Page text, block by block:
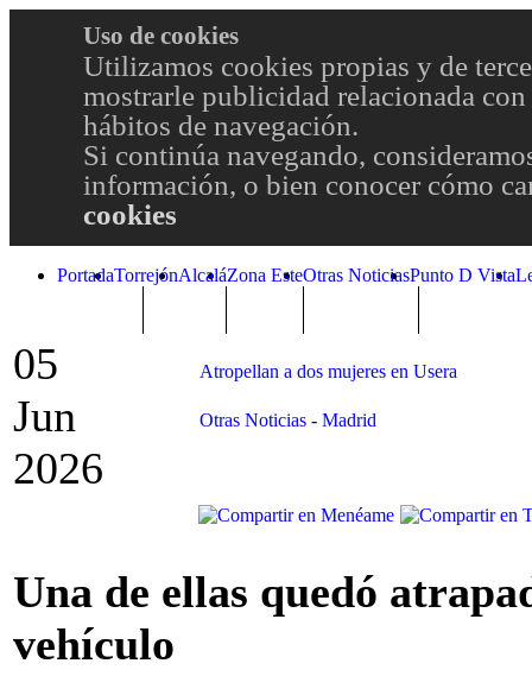
Uso de cookies
Utilizamos cookies propias y de
mostrarle publicidad relacionada
hábitos de navegación.
Si continúa navegando,
información, o bien conocer cómo
cookies
PortadaTorrejónAlcaláZona EsteOtras NoticiasPunto D Vista
05
Jun
2026
Atropellan a dos mujeres en Usera
Otras Noticias - Madrid
Una de ellas quedó
vehículo